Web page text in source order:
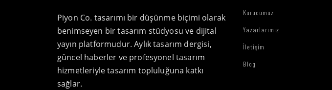
Piyon Co. tasarımı bir düşünme biçimi olarak
benimseyen bir tasarım stüdyosu ve dijital
yayın platformudur. Aylık tasarım dergisi,
güncel haberler ve profesyonel tasarım
hizmetleriyle tasarım topluluğuna katkı
sağlar.
Kurucumuz
Yazarlarımız
İletişim
Blog